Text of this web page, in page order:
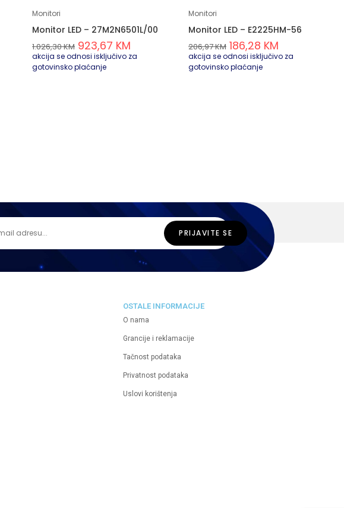
Monitori
Monitor LED – 27M2N6501L/00
1.026,30KM 923,67 KM
akcija se odnosi isključivo za
gotovinsko plaćanje
Monitori
Monitor LED – E2225HM-56
206,97KM 186,28 KM
akcija se odnosi isključivo za
gotovinsko plaćanje
OSTALE INFORMACIJE
O nama
Grancije i reklamacije
Tačnost podataka
Privatnost podataka
Uslovi korištenja